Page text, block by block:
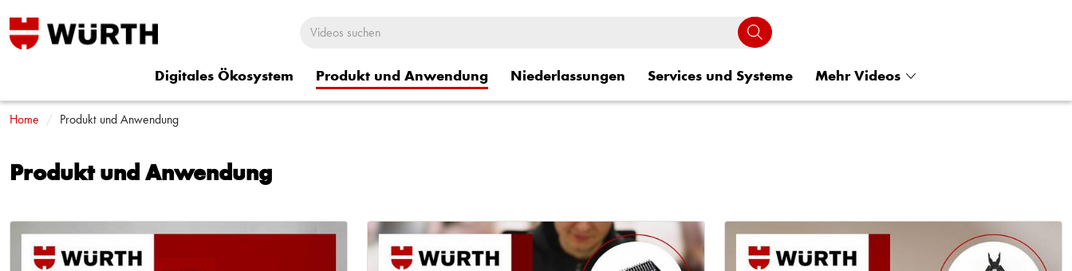
Digitales Ökosystem Produkt und Anwendung Niederlassungen Services und Systeme Mehr Videos
Rund um Würth Würth Shorts
Home Produkt und Anwendung
Produkt und Anwendung